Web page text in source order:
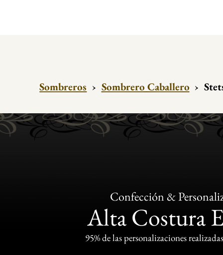
Sombreros › Sombrero Caballero ›
Confección &
Alta Costura
95% de las personalizaciones